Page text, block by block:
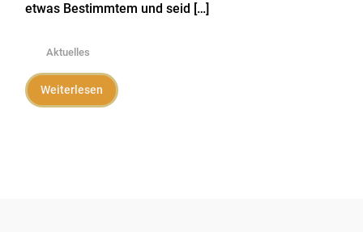
etwas Bestimmtem und seid […]
Aktuelles
Weiterlesen